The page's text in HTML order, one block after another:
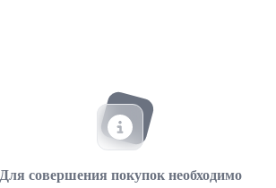
Для совершения покупок необходимо